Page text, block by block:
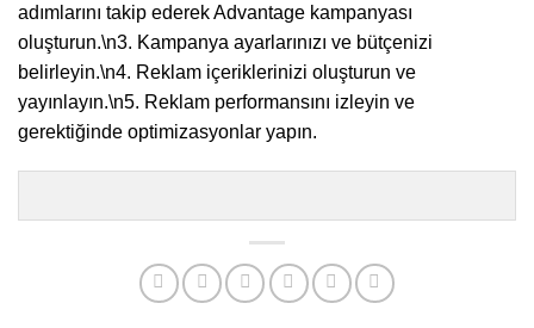
adımlarını takip ederek Advantage kampanyası
oluşturun.\n3. Kampanya ayarlarınızı ve bütçenizi
belirleyin.\n4. Reklam içeriklerinizi oluşturun ve
yayınlayın.\n5. Reklam performansını izleyin ve
gerektiğinde optimizasyonlar yapın.